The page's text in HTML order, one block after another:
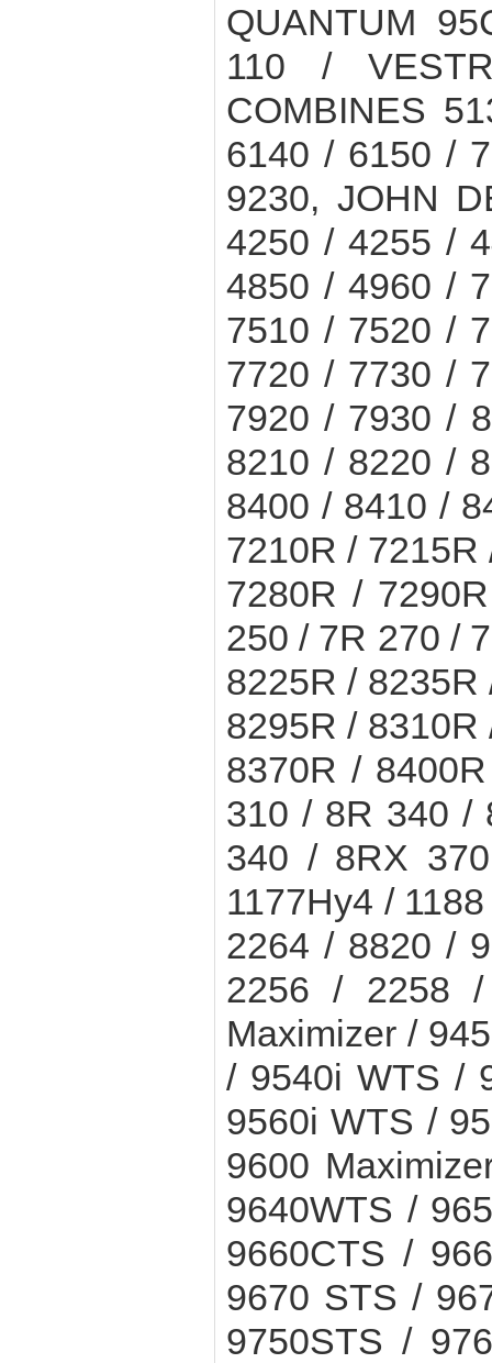
QUANTUM
110 /
COMBINES
6140 / 6150 /
9230, JOHN
4250 / 4255 /
4850 / 4960 /
7510 / 7520 /
7720 / 7730 /
7920 / 7930 /
8210 / 8220 /
8400 / 8410 /
7210R /
7280R /
250 / 7R 270 /
8225R /
8295R /
8370R /
310 / 8R 340 /
340 / 8RX
1177Hy4 /
2264 / 8820 /
2256 / 2258
Maximizer /
/ 9540i WTS /
9560i WTS /
9600
9640WTS /
9660CTS /
9670 STS /
9750STS /